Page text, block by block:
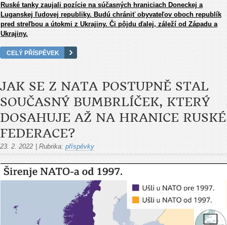
Ruské tanky zaujali pozície na súčasných hraniciach Doneckej a
Luganskej ľudovej republiky. Budú chrániť obyvateľov oboch republík
pred streľbou a útokmi z Ukrajiny. Či pôjdu ďalej, záleží od Západu a
Ukrajiny.
CELÝ PŘÍSPĚVEK
JAK SE Z NATA POSTUPNĚ STAL
SOUČASNÝ BUMBRLÍČEK, KTERÝ
DOSAHUJE AŽ NA HRANICE RUSKÉ
FEDERACE?
23. 2. 2022 | Rubrika: příspěvky